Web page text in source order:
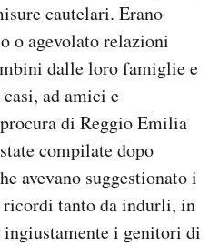
cautelari. Erano
o agevolato relazioni
dalle loro famiglie e
ad amici e
di Reggio Emilia
compilate dopo
avevano suggestionato i
tanto da indurli, in
ingiustamente i genitori di